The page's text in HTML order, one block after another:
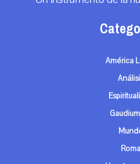
América
Roma